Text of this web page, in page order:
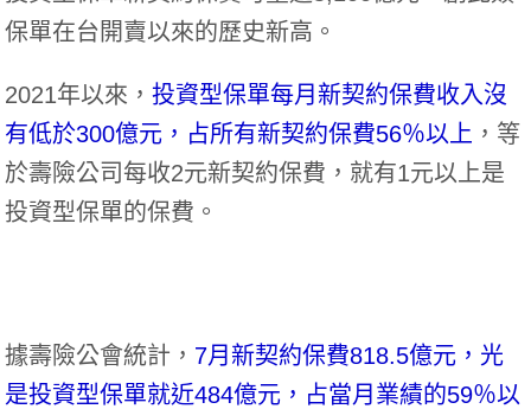
保單在台開賣以來的歷史新高。
2021年以來，投資型保單每月新契約保費收入沒
有低於300億元，占所有新契約保費56％以上 ，等
於壽險公司每收2元新契約保費，就有1元以上是
投資型保單的保費。
據壽險公會統計， 7月新契約保費818.5億元，光
是投資型保單就近484億元，占當月業績的59％以